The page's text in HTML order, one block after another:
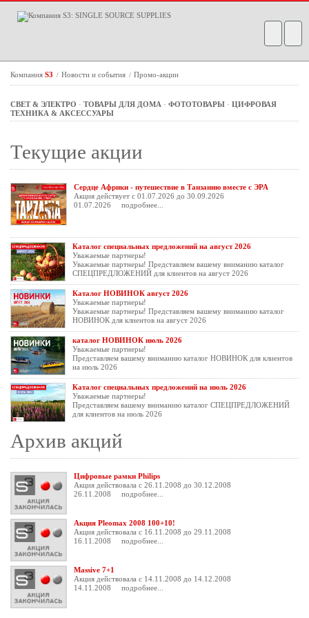
Компания S3 / Новости и события / Промо-акции
СВЕТ & ЭЛЕКТРО · ТОВАРЫ ДЛЯ ДОМА · ФОТОТОВАРЫ · ЦИФРОВАЯ
ТЕХНИКА & АКСЕССУАРЫ
Текущие акции
Сердце Африки - путешествие в Танзанию вместе с ЭРА
Акция действует с 01.07.2026 до 30.09.2026
01.07.2026
подробнее...
Каталог специальных предложений на август 2026
Уважаемые партнеры!
Уважаемые партнеры! Представляем вашему вниманию каталог
СПЕЦПРЕДЛОЖЕНИЙ для клиентов на август 2026
Каталог НОВИНОК август 2026
Уважаемые партнеры!
Уважаемые партнеры! Представляем вашему вниманию каталог
НОВИНОК для клиентов на август 2026
каталог НОВИНОК июль 2026
Уважаемые партнеры!
Представляем вашему вниманию каталог НОВИНОК для клиентов
на июль 2026
Каталог специальных предложений на июль 2026
Уважаемые партнеры!
Представляем вашему вниманию каталог СПЕЦПРЕДЛОЖЕНИЙ
для клиентов на июль 2026
Архив акций
Цифровые рамки Philips
Акция действовала с 26.11.2008 до 30.12.2008
26.11.2008
подробнее...
Акция Pleomax 2008 100+10!
Акция действовала с 16.11.2008 до 29.11.2008
16.11.2008
подробнее...
Massive 7+1
Акция действовала с 14.11.2008 до 14.12.2008
14.11.2008
подробнее...